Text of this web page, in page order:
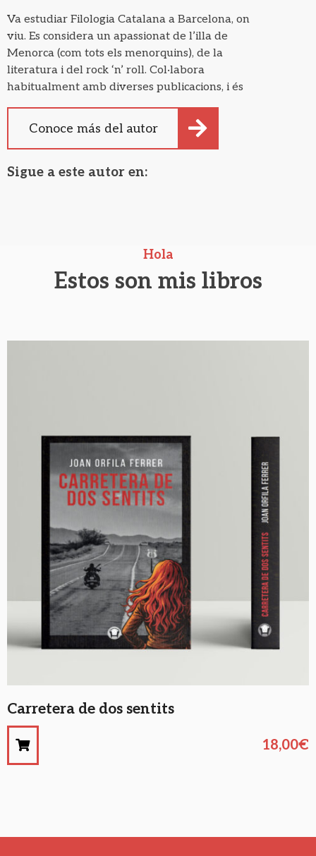
Va estudiar Filologia Catalana a Barcelona, on
viu. Es considera un apassionat de l’illa de
Menorca (com tots els menorquins), de la
literatura i del rock ‘n’ roll. Col·labora
habitualment amb diverses publicacions, i és
l’autor d’obres com Onades Oníriques i La Llavor
del Temps (Ed. Menorca – Sa Nostra) o El Vent
Conoce más del autor
Sigue a este autor en:
Hola
Estos son mis libros
Carretera de dos sentits
18,00€